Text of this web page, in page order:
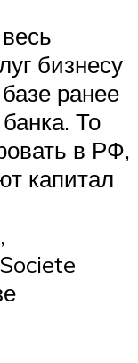
бизнесу
ранее
То
в РФ,
капитал